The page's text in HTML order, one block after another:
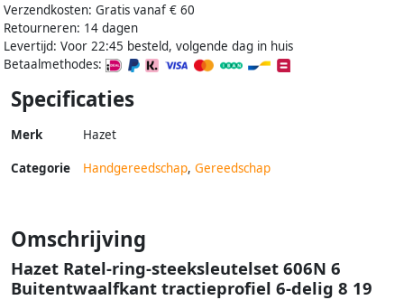
Verzendkosten: Gratis vanaf € 60
Retourneren: 14 dagen
Levertijd: Voor 22:45 besteld, volgende dag in huis
Betaalmethodes:
Specificaties
Merk Hazet
Categorie Handgereedschap, Gereedschap
Omschrijving
Hazet Ratel-ring-steeksleutelset 606N 6
Buitentwaalfkant tractieprofiel 6-delig 8 19